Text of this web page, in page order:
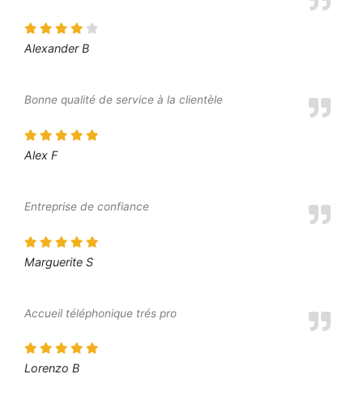
Alexander B
Bonne qualité de service à la clientèle
Alex F
Entreprise de confiance
Marguerite S
Accueil téléphonique trés pro
Lorenzo B